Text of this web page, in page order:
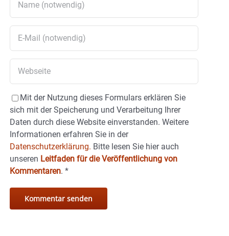
Mit der Nutzung dieses Formulars erklären Sie
sich mit der Speicherung und Verarbeitung Ihrer
Daten durch diese Website einverstanden. Weitere
Informationen erfahren Sie in der
Datenschutzerklärung. Bitte lesen Sie hier auch
unseren Leitfaden für die Veröffentlichung von
Kommentaren. *